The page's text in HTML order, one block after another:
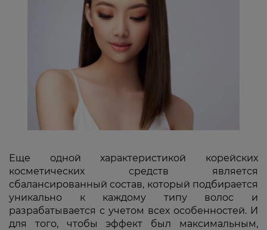
Еще одной характеристикой корейских
косметических средств является
сбалансированный состав, который подбирается
уникально к каждому типу волос и
разрабатывается с учетом всех особенностей. И
для того, чтобы эффект был максимальным,